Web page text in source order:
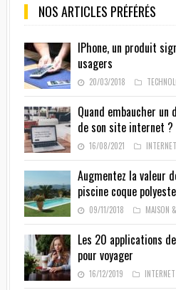
NOS ARTICLES PRÉFÉRÉS
IPhone, un produit
usagers
20/03/2018
Quand embaucher
de son site internet ?
16/08/2021 INTERNET
Augmentez la valeur
piscine coque
09/11/2018 MAISON
Les 20 applications
pour voyager
16/12/2019 INTERNET